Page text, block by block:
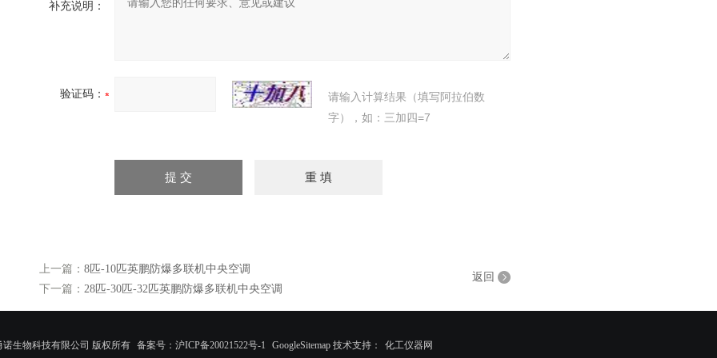
补充说明：
验证码：
请输入计算结果（填写阿拉伯数
字），如：三加四=7
上一篇： 8匹-10匹英鹏防爆多联机中央空调
下一篇： 28匹-30匹-32匹英鹏防爆多联机中央空调
返回
诺生物科技有限公司 版权所有 备案号：沪ICP备20021522号-1 GoogleSitemap技术支持： 化工仪器网